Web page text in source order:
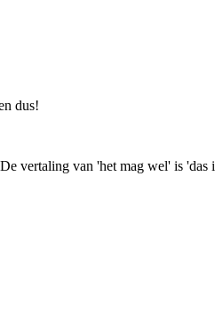
dus!
vertaling van 'het mag wel' is